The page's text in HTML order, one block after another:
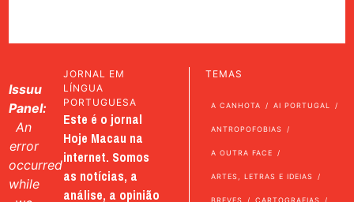
Issuu
Panel:
An
error
occurred
while
JORNAL EM
LÍNGUA
PORTUGUESA
Este é o jornal
Hoje Macau na
internet. Somos
as notícias, a
análise, a opinião
TEMAS
A CANHOTA AI PORTUGAL
ANTROPOFOBIAS
A OUTRA FACE
ARTES, LETRAS E IDEIAS
BREVES CARTOGRAFIAS